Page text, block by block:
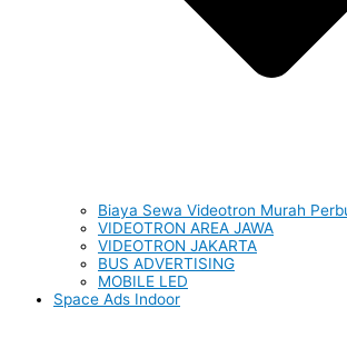
Biaya Sewa Videotron Murah
VIDEOTRON AREA JAWA
VIDEOTRON JAKARTA
BUS ADVERTISING
MOBILE LED
Space Ads Indoor